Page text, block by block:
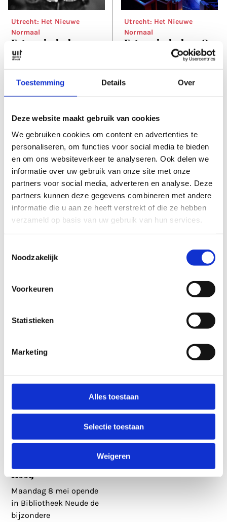
Toestemming Details Over
Deze website maakt gebruik van cookies
We gebruiken cookies om content en advertenties te
personaliseren, om functies voor social media te bieden
en om ons websiteverkeer te analyseren. Ook delen we
informatie over uw gebruik van onze site met onze
partners voor social media, adverteren en analyse. Deze
partners kunnen deze gegevens combineren met andere
informatie die u aan ze heeft verstrekt of die ze hebben
verzameld op basis van uw gebruik van hun services.
Noodzakelijk
Voorkeuren
Statistieken
Marketing
Alles toestaan
Selectie toestaan
Weigeren
Utrecht: Het Nieuwe
Normaal
Fotoserie deel 23:
Coronadiploma
Utrecht: Het Nieuwe
Normaal
Fotoserie deel 22: Op
Agenda
Urban Klik
Domplein
Tijd
Nieuwsberichten
Domtoren in Goud
Kooij
Maandag 8 mei opende
in Bibliotheek Neude de
bijzondere